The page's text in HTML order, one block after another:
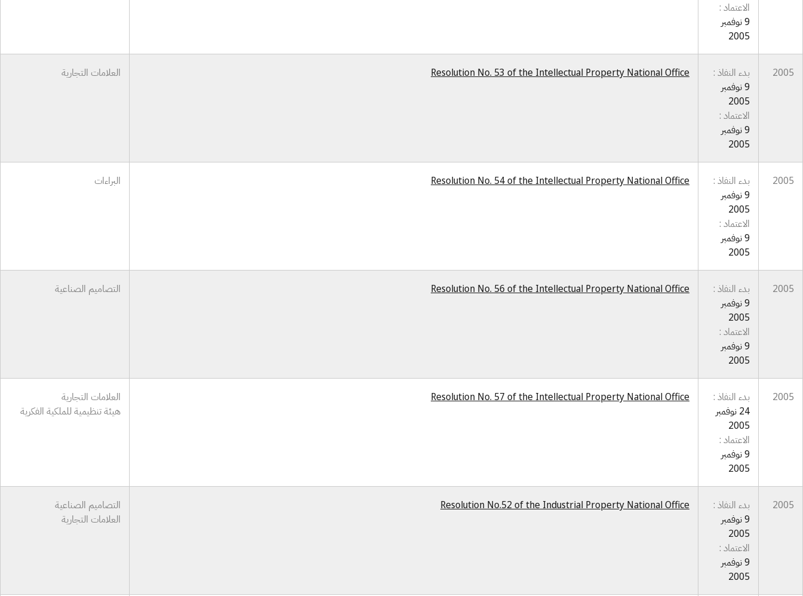
الاعتماد :
9 نوفمبر
2005
2005
بدء النفاذ :
9 نوفمبر
2005
الاعتماد :
9 نوفمبر
2005
Resolution No. 53 of the Intellectual Property National Office العلامات التجارية
2005
بدء النفاذ :
9 نوفمبر
2005
الاعتماد :
9 نوفمبر
2005
Resolution No. 54 of the Intellectual Property National Office البراءات
2005
بدء النفاذ :
9 نوفمبر
2005
الاعتماد :
9 نوفمبر
2005
Resolution No. 56 of the Intellectual Property National Office التصاميم الصناعية
2005
بدء النفاذ :
24 نوفمبر
2005
الاعتماد :
9 نوفمبر
2005
Resolution No. 57 of the Intellectual Property National Office
العلامات التجارية
هيئة تنظيمية للملكية الفكرية
2005
بدء النفاذ :
9 نوفمبر
2005
الاعتماد :
9 نوفمبر
2005
Resolution No.52 of the Industrial Property National Office
التصاميم الصناعية
العلامات التجارية